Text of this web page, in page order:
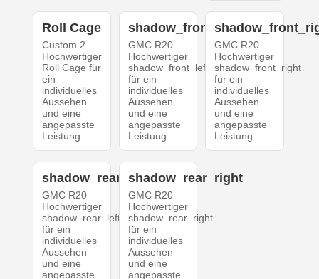
Roll Cage
Custom 2
Hochwertiger
Roll Cage für
ein
individuelles
Aussehen
und eine
angepasste
Leistung.
shadow_front_left
GMC R20
Hochwertiger
shadow_front_left
für ein
individuelles
Aussehen
und eine
angepasste
Leistung.
GMC R20
Hochwertiger
shadow_front_right
für ein
individuelles
Aussehen
und eine
angepasste
Leistung.
shadow_rear_left
GMC R20
Hochwertiger
shadow_rear_left
für ein
individuelles
Aussehen
und eine
angepasste
shadow_rear_right
GMC R20
Hochwertiger
shadow_rear_right
für ein
individuelles
Aussehen
und eine
angepasste